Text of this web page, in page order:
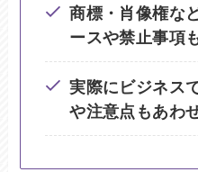
商標・肖像権な
ースや禁止事項
実際にビジネス
や注意点もあわ